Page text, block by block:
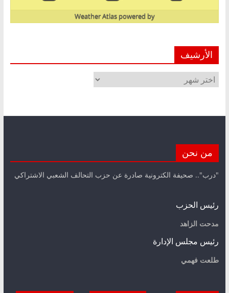
powered by
Weather Atlas
الأرشيف
الأرشيف
من نحن
"درب".. صحيفة الكترونية صادرة عن حزب التحالف الشعبي الاشتراكي
رئيس الحزب
مدحت الزاهد
رئيس مجلس الإدارة
طلعت فهمي